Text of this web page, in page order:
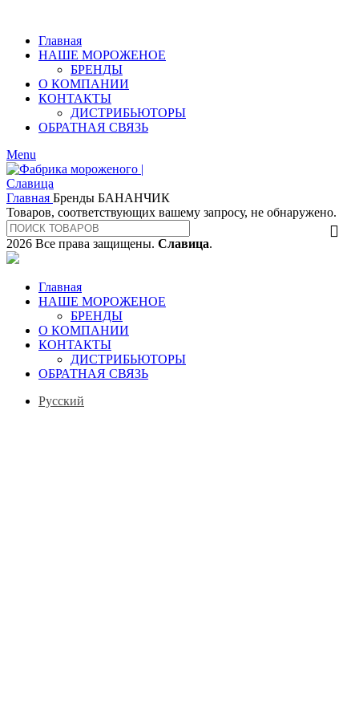
Главная
НАШЕ МОРОЖЕНОЕ
БРЕНДЫ
О КОМПАНИИ
КОНТАКТЫ
ДИСТРИБЬЮТОРЫ
ОБРАТНАЯ СВЯЗЬ
Menu
Главная Бренды БАНАНЧИК
Товаров, соответствующих вашему запросу, не обнаружено.
2026 Все права защищены. Славица.
Главная
НАШЕ МОРОЖЕНОЕ
БРЕНДЫ
О КОМПАНИИ
КОНТАКТЫ
ДИСТРИБЬЮТОРЫ
ОБРАТНАЯ СВЯЗЬ
Русский